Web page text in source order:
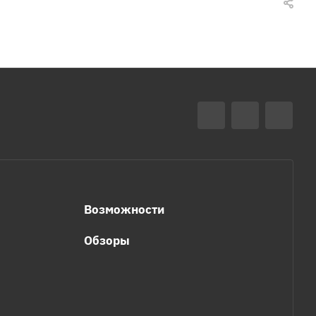
Возможности
Обзоры